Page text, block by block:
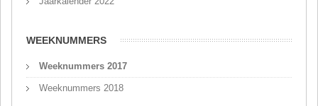
WEEKNUMMERS
Weeknummers 2017
Weeknummers 2018